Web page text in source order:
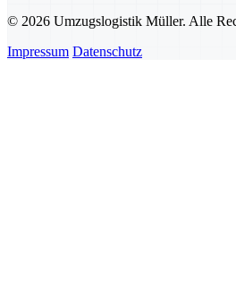
© 2026 Umzugslogistik Müller. Alle
Impressum Datenschutz